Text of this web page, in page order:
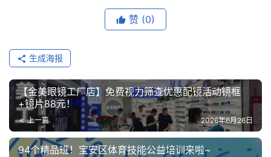
赞 (0)
生成海报
【金美眼镜工厂店】免费视力筛查优惠配镜活动镜框
+镜片88元！
上一篇 2026年6月26日
94个精品班！宝安区体育技能公益培训来啦~